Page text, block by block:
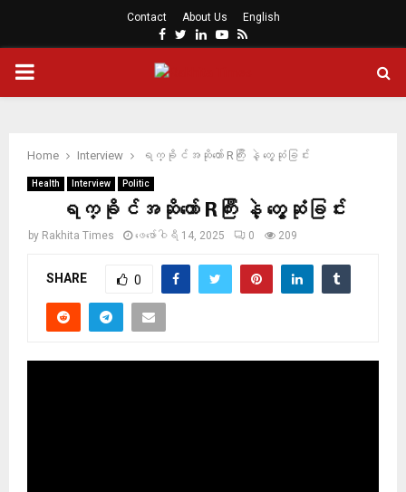
Contact About Us English
Facebook
Twitter
LinkedinYoutube
Rss
PRIMARY
Home Interview ရက္ခိုင်အဆိုတော် Rကြီး နဲ့ တွေ့ဆုံခြင်း
Health Interview Politic
ရက္ခိုင်အဆိုတော် Rကြီး နဲ့ တွေ့ဆုံခြင်း
by Rakhita Times ဖေ‌ဖော်ဝါရီ 14, 2025 0 209
SHARE 0